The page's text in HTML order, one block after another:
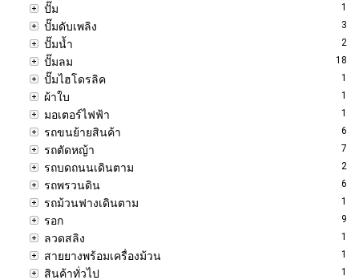
ปั๊ม 1
ปั๊มดับเพลิง 3
ปั๊มน้ำ 2
ปั๊มลม 18
ปั๊มไฮโดรลิค 1
ผ้าใบ 1
มอเตอร์ไฟฟ้า 1
รถขนย้ายสินค้า 6
รถตัดหญ้า 7
รถบดถนนเดินตาม 2
รถพรวนดิน 6
รถม้วนฟางเดินตาม 1
รอก 9
ลวดสลิง 1
สายยางพร้อมเครื่องม้วน 1
สินค้าทั่วไป 1